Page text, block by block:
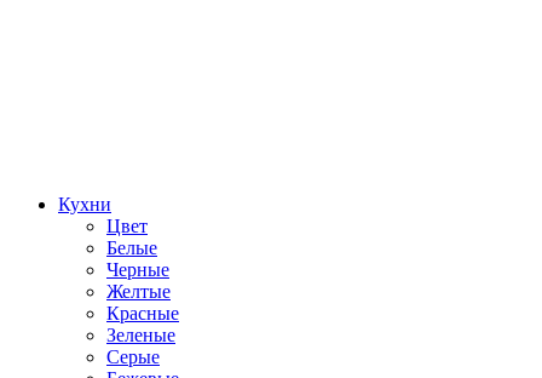
Кухни
Цвет
Белые
Черные
Желтые
Красные
Зеленые
Серые